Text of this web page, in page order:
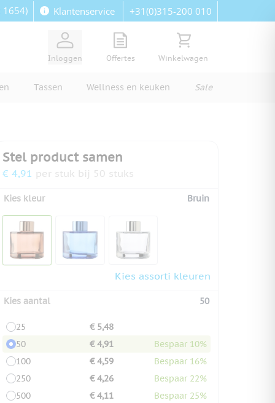
1654) Klantenservice +31(0)315-200 010
Inloggen
View quote, Quote is empty
Offertes
Bekijk winkelwagen,
Winkelwagen
Tassen Wellness en keuken Sale
Stel product samen
€ 4,91 per stuk bij 50 stuks
Kies kleur Bruin
Kies assorti kleuren
Kies aantal 50
25
€ 5,48
50
€ 4,91
Bespaar 10%
100
€ 4,59
Bespaar 16%
250
€ 4,26
Bespaar 22%
500
€ 4,11
Bespaar 25%